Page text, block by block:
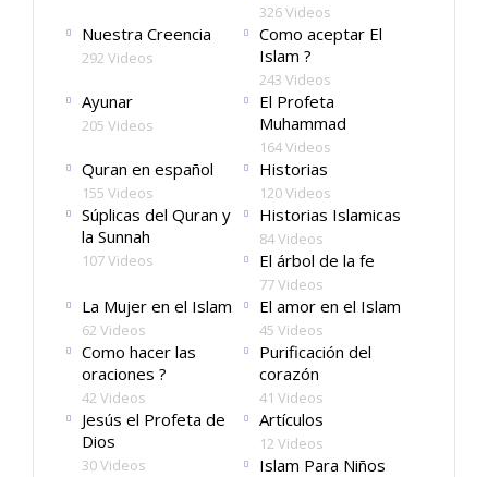
326 Videos
Nuestra Creencia
292 Videos
Como aceptar El
Islam ?
243 Videos
Ayunar
205 Videos
El Profeta
Muhammad
164 Videos
Quran en español
155 Videos
Historias
120 Videos
Súplicas del Quran y
la Sunnah
107 Videos
Historias Islamicas
84 Videos
El árbol de la fe
77 Videos
La Mujer en el Islam
62 Videos
El amor en el Islam
45 Videos
Como hacer las
oraciones ?
42 Videos
Purificación del
corazón
41 Videos
Jesús el Profeta de
Dios
30 Videos
Artículos
12 Videos
Islam Para Niños